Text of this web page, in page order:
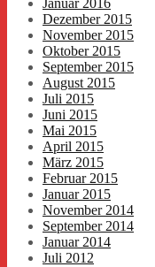
Januar 2016
Dezember 2015
November 2015
Oktober 2015
September 2015
August 2015
Juli 2015
Juni 2015
Mai 2015
April 2015
März 2015
Februar 2015
Januar 2015
November 2014
September 2014
Januar 2014
Juli 2012